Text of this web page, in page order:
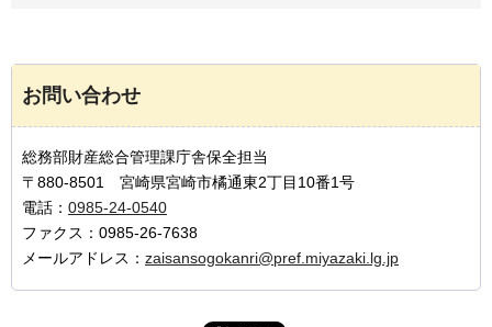
お問い合わせ
総務部財産総合管理課庁舎保全担当
〒880-8501 宮崎県宮崎市橘通東2丁目10番1号
電話： 0985-24-0540
ファクス：0985-26-7638
メールアドレス： zaisansogokanri@pref.miyazaki.lg.jp